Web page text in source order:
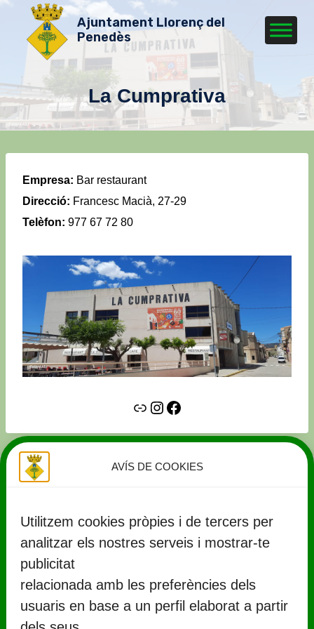
AVÍS DE COOKIES
Utilitzem cookies pròpies i de tercers per
analitzar els nostres serveis i mostrar-te
publicitat
relacionada amb les preferències dels
usuaris en base a un perfil elaborat a partir
contingut
Ajuntament Llorenç del
Penedès
La Cumprativa
Empresa: Bar restaurant
Direcció: Francesc Macià, 27-29
Telèfon: 977 67 72 80
Link Instagram Facebook